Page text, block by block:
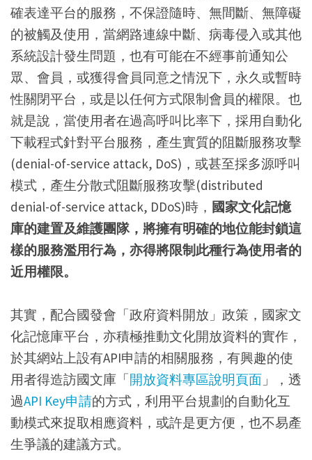
確表達平台的服務，不保證隨時、無間斷、無障礙
的被觸及使用，當網路連線中斷、病毒侵入或其他
系統設計發生問題，也有可能在不經事前通知公
眾、會員，或獲得會員同意之情況下，永久或暫時
性關閉平台，或是以任何方式限制會員的權限。也
就是說，當使用者在過高呼叫比率下，採用自動化
下載程式針對平台服務，產生實質的阻斷服務攻擊
(denial-of-service attack, DoS)，或甚至採多源呼叫
模式，產生分散式阻斷服務攻擊(distributed
denial-of-service attack, DDoS)時， 國家文化記憶
庫的建置及維護團隊，將擁有明確的地位能封鎖這
樣的服務濫用行為，亦得將限制此種行為使用者的
近用權限。
其實，配合國發會「政府資料開放」政策，國家文
化記憶庫平台，亦積極推動文化開放資料的實作，
於其網站上設有API申請的相關服務，有興趣的使
用者得造訪國文庫「開放資料專區說明頁面 」，透
過API Key申請的方式，利用平台規劃的自動化互
動模式來捉取相應資料，或許是更方便，也不易產
生爭議的建議方式。